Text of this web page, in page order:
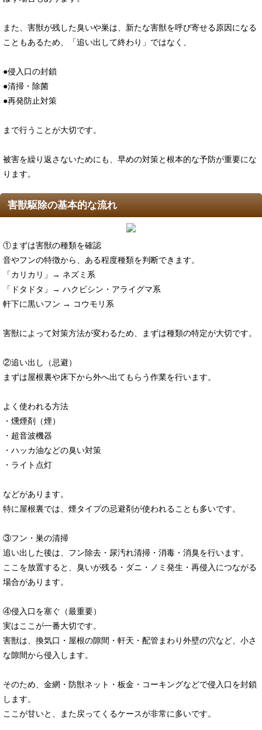
また、害獣が残した臭いや巣は、新たな害獣を呼び寄せる原因になる
こともあるため、「追い出して終わり」ではなく、
●侵入口の封鎖
●清掃・除菌
●再発防止対策
まで行うことが大切です。
被害を繰り返さないためにも、早めの対策と根本的な予防が重要にな
ります。
害獣駆除の基本的な流れ
①まずは害獣の種類を確認
音やフンの特徴から、ある程度種類を判断できます。
「カリカリ」→ ネズミ系
「ドタドタ」→ ハクビシン・アライグマ系
軒下に黒いフン → コウモリ系
害獣によって対策方法が変わるため、まずは種類の特定が大切です。
②追い出し（忌避）
まずは屋根裏や床下から外へ出てもらう作業を行います。
よく使われる方法
・燻煙剤（煙）
・超音波機器
・ハッカ油などの臭い対策
・ライト点灯
などがあります。
特に屋根裏では、煙タイプの忌避剤が使われることも多いです。
③フン・巣の清掃
追い出した後は、フン除去・尿汚れ清掃・消毒・消臭を行います。
ここを放置すると、臭いが残る・ダニ・ノミ発生・再侵入につながる
場合があります。
④侵入口を塞ぐ（最重要）
実はここが一番大切です。
害獣は、換気口・屋根の隙間・軒天・配管まわり外壁の穴など、小さ
な隙間から侵入します。
そのため、金網・防獣ネット・板金・コーキングなどで侵入口を封鎖
します。
ここが甘いと、また戻ってくるケースが非常に多いです。